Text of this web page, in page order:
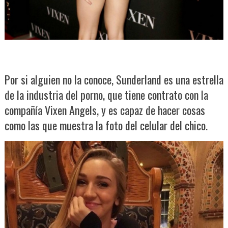
Por si alguien no la conoce, Sunderland es una estrella
de la industria del porno, que tiene contrato con la
compañía Vixen Angels, y es capaz de hacer cosas
como las que muestra la foto del celular del chico.